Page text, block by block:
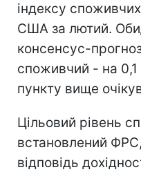
індексу
США за лютий.
консенсус-
споживчий - на 0,1
пункту вище
Цільовий рівень
встановлений
відповідь